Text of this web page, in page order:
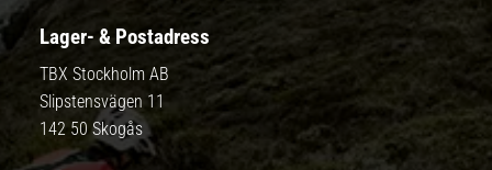
Lager- & Postadress
TBX Stockholm AB
Slipstensvägen 11
142 50 Skogås